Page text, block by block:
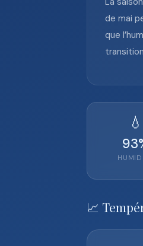
de mai
que
💧
93
📈